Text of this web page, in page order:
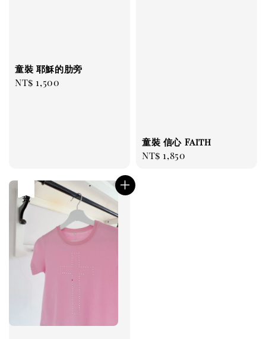
童裝 耶穌的肋旁
Regular
NT$ 1,500
童裝 信心 Faith
Regular
NT$ 1,850